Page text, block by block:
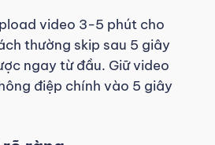
video 3-5 phút cho
thường skip sau 5 giây
ngay từ đầu. Giữ video
điệp chính vào 5 giây